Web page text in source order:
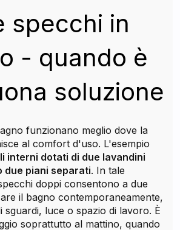
specchi in
- quando è
soluzione
funzionano meglio dove la
al comfort d'uso. L'esempio
interni dotati di due lavandini
due piani separati. In tale
doppi consentono a due
il bagno contemporaneamente,
sguardi, luce o spazio di lavoro. È
soprattutto al mattino, quando